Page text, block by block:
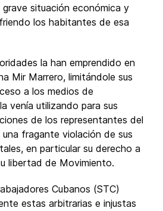
situación económica y
los habitantes de esa
la han emprendido en
Mir Marrero, limitándole sus
a los medios de
venía utilizando para sus
de los representantes del
fragante violación de sus
en particular su derecho a
libertad de Movimiento.
Cubanos (STC)
estas arbitrarias e injustas